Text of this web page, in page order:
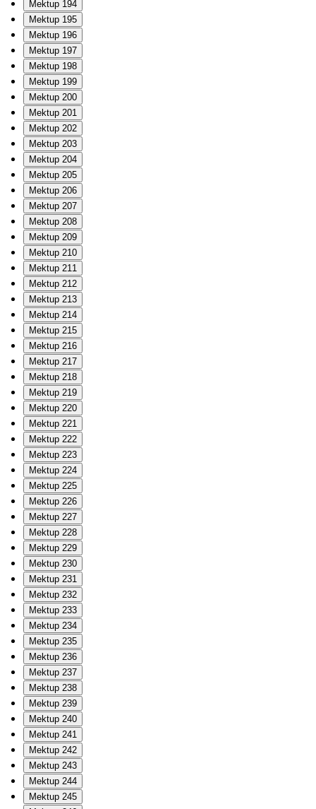
Mektup 194
Mektup 195
Mektup 196
Mektup 197
Mektup 198
Mektup 199
Mektup 200
Mektup 201
Mektup 202
Mektup 203
Mektup 204
Mektup 205
Mektup 206
Mektup 207
Mektup 208
Mektup 209
Mektup 210
Mektup 211
Mektup 212
Mektup 213
Mektup 214
Mektup 215
Mektup 216
Mektup 217
Mektup 218
Mektup 219
Mektup 220
Mektup 221
Mektup 222
Mektup 223
Mektup 224
Mektup 225
Mektup 226
Mektup 227
Mektup 228
Mektup 229
Mektup 230
Mektup 231
Mektup 232
Mektup 233
Mektup 234
Mektup 235
Mektup 236
Mektup 237
Mektup 238
Mektup 239
Mektup 240
Mektup 241
Mektup 242
Mektup 243
Mektup 244
Mektup 245